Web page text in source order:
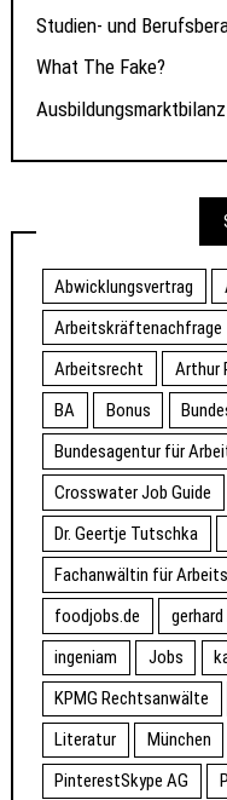
Studien- und
What The Fake?
Abwicklungsvertrag
Arbeitskräftenachfrage
Arbeitsrecht
Arthur
BA
Bonus
Bundesagentur für
Crosswater Job Guide
Dr. Geertje Tutschka
Fachanwältin für
foodjobs.de
ingeniam
Jobs
KPMG Rechtsanwälte
Literatur
München
PinterestSkype AG